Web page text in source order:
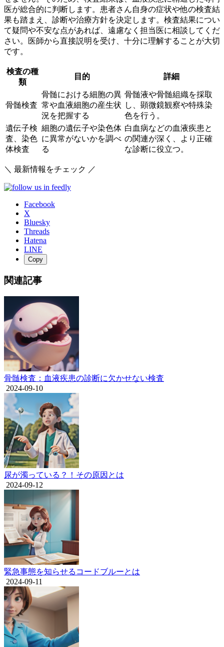
医が総合的に判断します。患者さん自身の症状や他の検査結
果も踏まえ、診断や治療方針を決定します。検査結果につい
て疑問や不安な点があれば、遠慮なく担当医に相談してくだ
さい。医師から直接説明を受け、十分に理解することが大切
です。
検査の種
類
目的 詳細
骨髄検査
骨髄における細胞の異
常や血液細胞の産生状
況を把握する
骨髄液や骨髄組織を採取
し、顕微鏡観察や特殊染
色を行う。
遺伝子検
査、染色
体検査
細胞の遺伝子や染色体
に異常がないかを調べ
る
白血病などの血液疾患と
の関連が深く、より正確
な診断に役立つ。
＼ 最新情報をチェック ／
Facebook
X
Bluesky
Threads
Hatena
LINE
Copy
関連記事
骨髄検査：血液疾患の診断に欠かせない検査
2024-09-10
尿が濁っている？！その原因とは
2024-09-12
緊急事態を知らせるコードブルーとは
2024-09-11